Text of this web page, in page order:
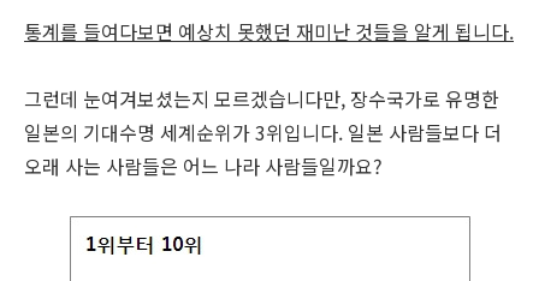
통계를 들여다보면 예상치 못했던 재미난 것들을 알게 됩니다.
그런데 눈여겨보셨는지 모르겠습니다만, 장수국가로 유명한
일본의 기대수명 세계순위가 3위입니다. 일본 사람들보다 더
오래 사는 사람들은 어느 나라 사람들일까요?